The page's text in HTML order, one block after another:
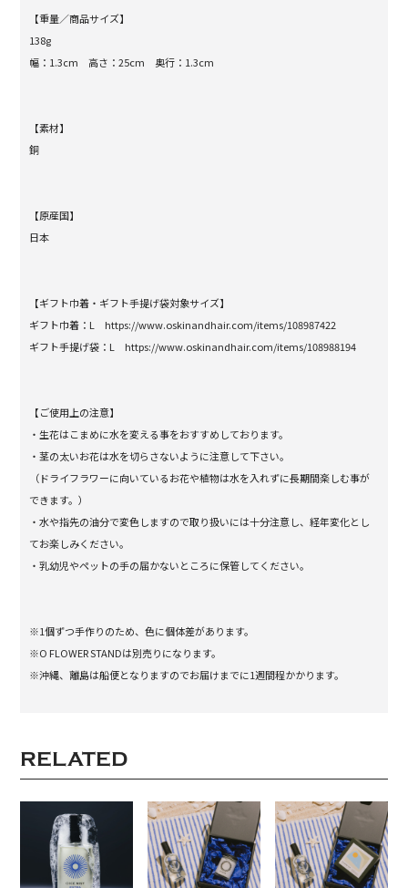
【重量／商品サイズ】
138g
幅：1.3cm 高さ：25cm 奥行：1.3cm
【素材】
銅
【原産国】
日本
【ギフト巾着・ギフト手提げ袋対象サイズ】
ギフト巾着：L https://www.oskinandhair.com/items/108987422
ギフト手提げ袋：L https://www.oskinandhair.com/items/108988194
【ご使用上の注意】
・生花はこまめに水を変える事をおすすめしております。
・茎の太いお花は水を切らさないように注意して下さい。
（ドライフラワーに向いているお花や植物は水を入れずに長期間楽しむ事が
できます。）
・水や指先の油分で変色しますので取り扱いには十分注意し、経年変化とし
てお楽しみください。
・乳幼児やペットの手の届かないところに保管してください。
※1個ずつ手作りのため、色に個体差があります。
※O FLOWER STANDは別売りになります。
※沖縄、離島は船便となりますのでお届けまでに1週間程かかります。
RELATED